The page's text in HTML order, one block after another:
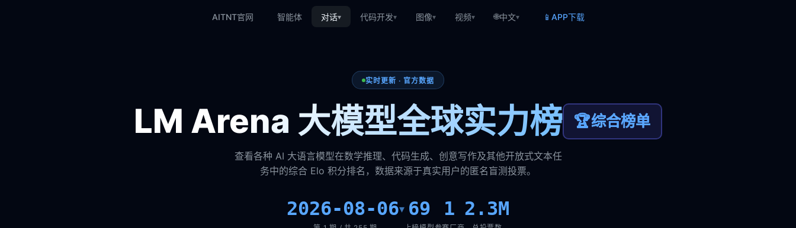
AITNT官网 智能体 对话▾ 代码开发▾ 图像▾ 视频▾ 🌐中文▾ 📱 APP下载
实时更新 · 官方数据
LM Arena 大模型全球实力榜 🏆综合榜单
查看各种 AI 大语言模型在数学推理、代码生成、创意写作及其他开放式文本任
务中的综合 Elo 积分排名，数据来源于真实用户的匿名盲测投票。
2026-08-06▾ 69 1 2.3M